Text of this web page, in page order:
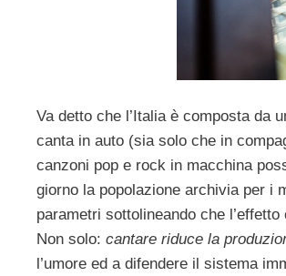
Va detto che l’Italia è composta da
canta in auto (sia solo che in
canzoni pop e rock in macchina
giorno la popolazione archivia per i
parametri sottolineando che
Non solo: cantare riduce la
l’umore ed a difendere il sistema